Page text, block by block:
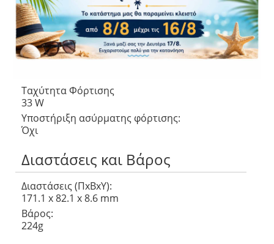
Υποστήριξη NFC:
Ναι
Δαχτυλικό αποτύπωμα:
Ναι
Μπαταρία:
Ταχύτητα Φόρτισης
33 W
Υποστήριξη ασύρματης φόρτισης:
Όχι
Διαστάσεις και Βάρος
Διαστάσεις (ΠxΒxΥ):
171.1 x 82.1 x 8.6 mm
Βάρος:
224g